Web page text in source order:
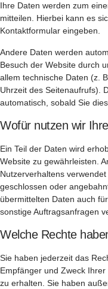
Ihre Daten werden zum
mitteilen. Hierbei kann es
Kontaktformular eingeben.
Andere Daten werden
Besuch der Website durch
allem technische Daten (z.
Uhrzeit des Seitenaufrufs).
automatisch, sobald Sie
Wofür nutzen wir
Ein Teil der Daten wird
Website zu gewährleisten.
Nutzerverhaltens
geschlossen oder
übermittelten Daten auch
sonstige Auftragsanfragen
Welche Rechte
Sie haben jederzeit das
Empfänger und Zweck
zu erhalten. Sie haben